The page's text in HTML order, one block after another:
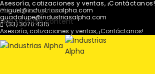
Skip to navigation
Skip to main content
Asesoría, cotizaciones y ventas, ¡Contáctanos!
miguel@industriasalpha.com
guadalupe@industriasalpha.com
(33) 3070.4315
Asesoría, cotizaciones y ventas, ¡Contáctanos!